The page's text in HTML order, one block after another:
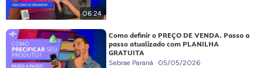
06:24
Como definir o PREÇO DE VENDA. Passo a
passo atualizado com PLANILHA
GRATUITA
Sebrae Paraná 05/05/2026